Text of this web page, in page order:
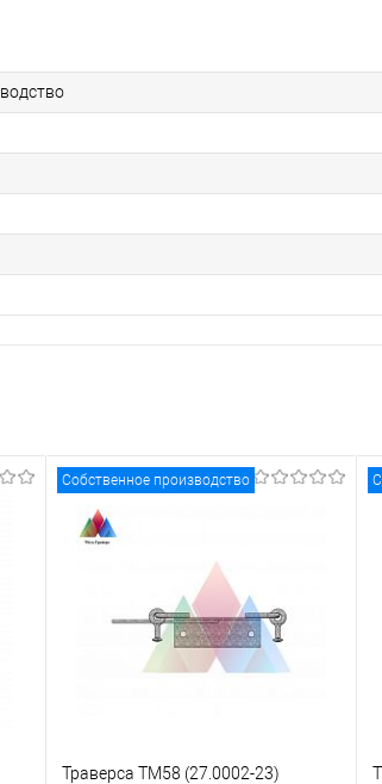
Собственное производство
Траверса ТМ58 (27.0002-23)